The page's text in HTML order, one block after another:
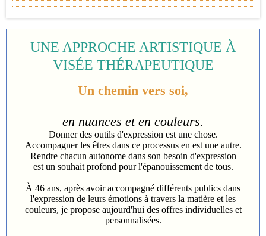
UNE APPROCHE ARTISTIQUE À
VISÉE THÉRAPEUTIQUE
Un chemin vers soi,
en nuances et en couleurs.
Donner des outils d'expression est une chose.
Accompagner les êtres dans ce processus en est une autre.
Rendre chacun autonome dans son besoin d'expression
est un souhait profond pour l'épanouissement de tous.
À 46 ans, après avoir accompagné différents publics dans
l'expression de leurs émotions à travers la matière et les
couleurs, je propose aujourd'hui des offres individuelles et
personnalisées.